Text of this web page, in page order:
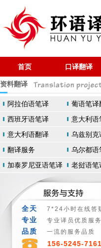
首页 口译翻译
资料翻译
阿拉伯语笔译
葡语笔译
西班牙语笔译
意大利语
意大利语翻译
乌兹别克
翻译服务
乌尔都语
加泰罗尼亚语笔译
老挝语笔
全天 7*24小时在线答
专业 专业译员优质服务
品质 一流的服务品质
156-5245-7161